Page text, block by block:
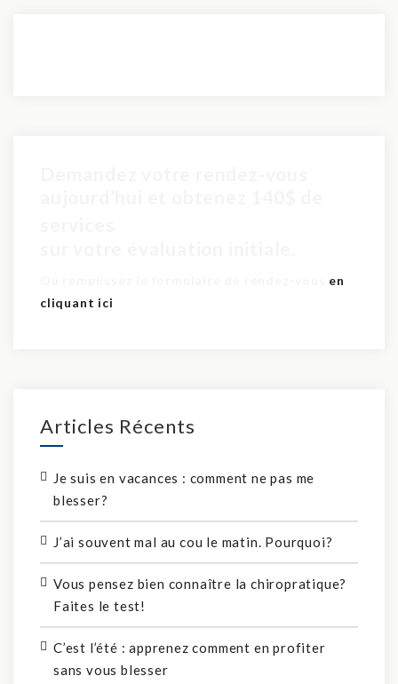
en
cliquant ici
Articles Récents
Je suis en vacances : comment ne pas me
blesser?
J’ai souvent mal au cou le matin. Pourquoi?
Vous pensez bien connaître la chiropratique?
Faites le test!
C’est l’été : apprenez comment en profiter
sans vous blesser